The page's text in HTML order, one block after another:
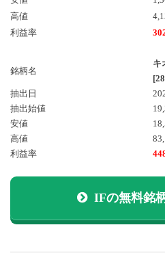
高値
利益率
銘柄名
キ
抽出日
抽出始値
安値
高値
利益率
IFの無料銘